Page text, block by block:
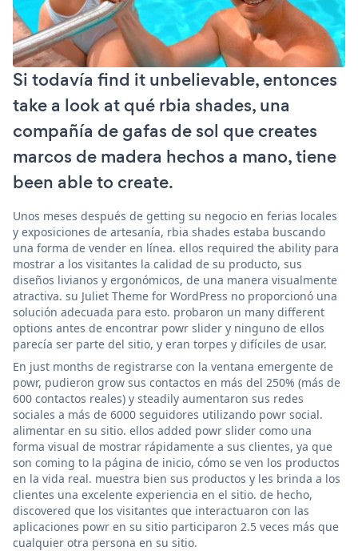
Si todavía find it unbelievable, entonces
take a look at qué rbia shades, una
compañía de gafas de sol que creates
marcos de madera hechos a mano, tiene
been able to create.
Unos meses después de getting su negocio en ferias locales
y exposiciones de artesanía, rbia shades estaba buscando
una forma de vender en línea. ellos required the ability para
mostrar a los visitantes la calidad de su producto, sus
diseños livianos y ergonómicos, de una manera visualmente
atractiva. su Juliet Theme for WordPress no proporcionó una
solución adecuada para esto. probaron un many different
options antes de encontrar powr slider y ninguno de ellos
parecía ser parte del sitio, y eran torpes y difíciles de usar.
En just months de registrarse con la ventana emergente de
powr, pudieron grow sus contactos en más del 250% (más de
600 contactos reales) y steadily aumentaron sus redes
sociales a más de 6000 seguidores utilizando powr social.
alimentar en su sitio. ellos added powr slider como una
forma visual de mostrar rápidamente a sus clientes, ya que
son coming to la página de inicio, cómo se ven los productos
en la vida real. muestra bien sus productos y les brinda a los
clientes una excelente experiencia en el sitio. de hecho,
discovered que los visitantes que interactuaron con las
aplicaciones powr en su sitio participaron 2.5 veces más que
cualquier otra persona en su sitio.